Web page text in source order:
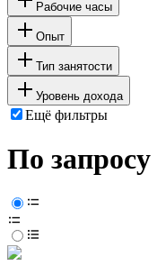
Рабочие часы
Опыт
Тип занятости
Уровень дохода
Ещё фильтры
По запросу